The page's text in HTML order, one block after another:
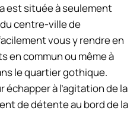
est située à seulement
centre-ville de
vous y rendre en
en commun ou même à
le quartier gothique.
échapper à l’agitation de la
de détente au bord de la